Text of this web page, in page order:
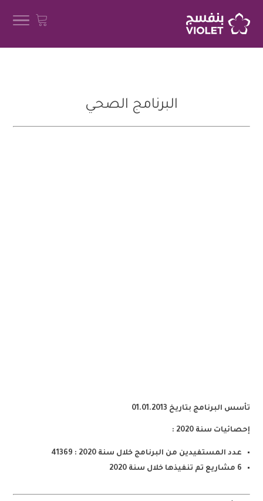
البرنامج الصحي
تأسس البرنامج بتاريخ 01.01.2013
إحصائيات سنة 2020 :
عدد المستفيدين من البرنامج خلال سنة 2020 : 41369
6 مشاريع تم تنفيذها خلال سنة 2020